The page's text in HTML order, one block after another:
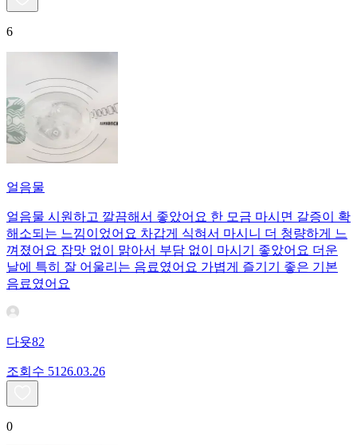
6
얼음물
얼음물 시원하고 깔끔해서 좋았어요 한 모금 마시면 갈증이 확
해소되는 느낌이었어요 차갑게 식혀서 마시니 더 청량하게 느
껴졌어요 잡맛 없이 맑아서 부담 없이 마시기 좋았어요 더운
날에 특히 잘 어울리는 음료였어요 가볍게 즐기기 좋은 기본
음료였어요
다욧82
조회수 51 26.03.26
0